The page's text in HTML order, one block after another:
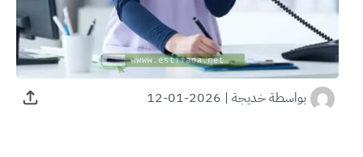
بواسطةخديجة |
2026-01-12